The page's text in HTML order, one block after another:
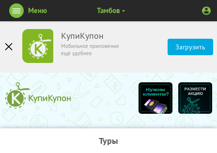
КупиКупон
Мобильное приложение
ещё удобнее
Загрузить
Меню Тамбов
Туры